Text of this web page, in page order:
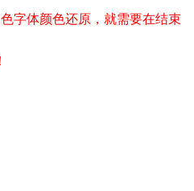
字体颜色还原，就需要在结束